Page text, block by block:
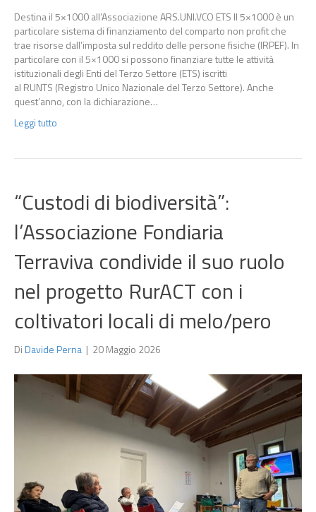
Destina il 5×1000 all’Associazione ARS.UNI.VCO ETS Il 5×1000 è un
particolare sistema di finanziamento del comparto non profit che
trae risorse dall’imposta sul reddito delle persone fisiche (IRPEF). In
particolare con il 5×1000 si possono finanziare tutte le attività
istituzionali degli Enti del Terzo Settore (ETS) iscritti
al RUNTS (Registro Unico Nazionale del Terzo Settore). Anche
quest’anno, con la dichiarazione…
Leggi tutto
“Custodi di biodiversità”:
l’Associazione Fondiaria
Terraviva condivide il suo ruolo
nel progetto RurACT con i
coltivatori locali di melo/pero
DiDavide Perna | 20 Maggio 2026